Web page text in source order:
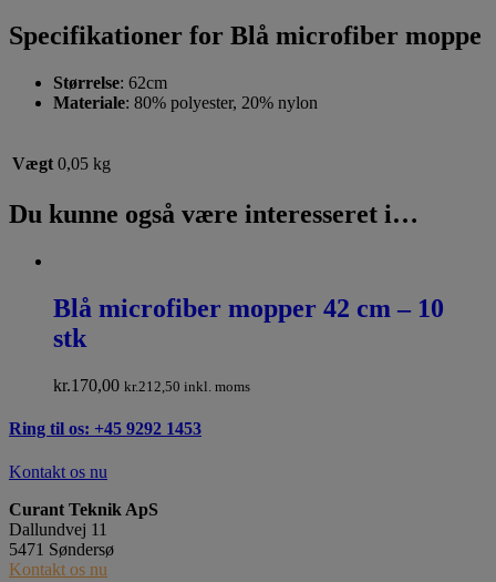
Specifikationer for Blå microfiber moppe
Størrelse: 62cm
Materiale: 80% polyester, 20% nylon
Vægt 0,05 kg
Du kunne også være interesseret i…
Blå microfiber mopper 42 cm – 10
stk
kr.170,00 kr.212,50 inkl. moms
Ring til os: +45 9292 1453
Kontakt os nu
Curant Teknik ApS
Dallundvej 11
5471 Søndersø
Kontakt os nu